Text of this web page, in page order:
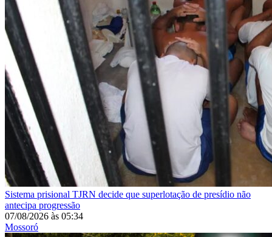
Sistema prisional TJRN decide que superlotação de presídio não
antecipa progressão
07/08/2026 às 05:34
Mossoró